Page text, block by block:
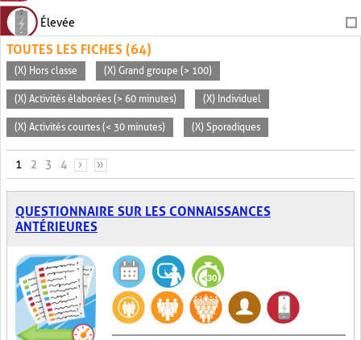
Élevée
TOUTES LES FICHES (64)
(X) Hors classe (X) Grand groupe (> 100)
(X) Activités élaborées (> 60 minutes) (X) Individuel
(X) Activités courtes (< 30 minutes) (X) Sporadiques
PAGES
1 2 3 4 › »
QUESTIONNAIRE SUR LES CONNAISSANCES
ANTÉRIEURES